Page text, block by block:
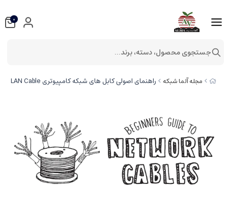
مجله آلما شبکه راهنمای اصولی کابل های شبکه کامپیوتری LAN Cable
0
جستجوی محصول، دسته، برند...